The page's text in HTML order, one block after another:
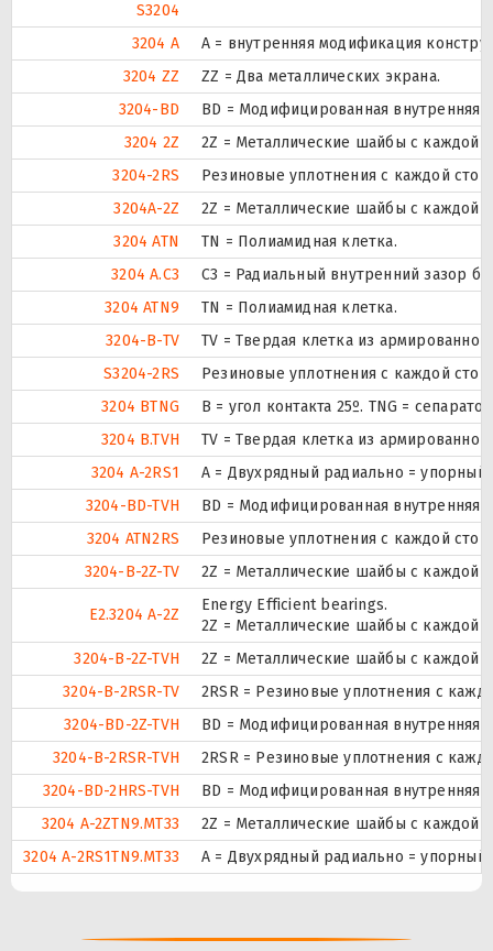
S3204
3204 A
A = внутренняя модификация
3204 ZZ
ZZ = Два металлических экрана.
3204-BD
BD = Модифицированная внутренняя
3204 2Z
2Z = Металлические шайбы с каждой
3204-2RS
Резиновые уплотнения с каждой
3204A-2Z
2Z = Металлические шайбы с каждой
3204 ATN
TN = Полиамидная клетка.
3204 A.C3
C3 = Радиальный внутренний зазор
3204 ATN9
TN = Полиамидная клетка.
3204-B-TV
TV = Твердая клетка из
S3204-2RS
Резиновые уплотнения с каждой
3204 BTNG
B = угол контакта 25º. TNG =
3204 B.TVH
TV = Твердая клетка из
3204 A-2RS1
A = Двухрядный радиально = упорный
3204-BD-TVH
BD = Модифицированная внутренняя
3204 ATN2RS
Резиновые уплотнения с каждой
3204-B-2Z-TV
2Z = Металлические шайбы с каждой
E2.3204 A-2Z
Energy Efficient bearings.
2Z = Металлические шайбы с каждой
3204-B-2Z-TVH
2Z = Металлические шайбы с каждой
3204-B-2RSR-TV
2RSR = Резиновые уплотнения с
3204-BD-2Z-TVH
BD = Модифицированная внутренняя
3204-B-2RSR-TVH
2RSR = Резиновые уплотнения с
3204-BD-2HRS-TVH
BD = Модифицированная внутренняя
3204 A-2ZTN9.MT33
2Z = Металлические шайбы с каждой
3204 A-2RS1TN9.MT33
A = Двухрядный радиально = упорный